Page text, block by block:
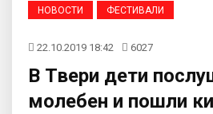
НОВОСТИ ФЕСТИВАЛИ
22.10.2019 18:42 6027
В Твери дети
молебен и пошли